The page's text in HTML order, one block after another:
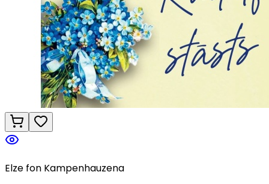
Elze fon Kampenhauzena